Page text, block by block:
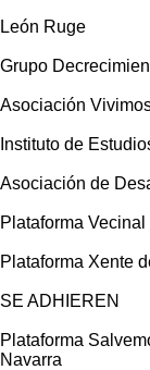
León Ruge
Grupo
Asociación
Instituto de
Asociación de
Plataforma
Plataforma Xente
SE ADHIEREN
Plataforma
Navarra